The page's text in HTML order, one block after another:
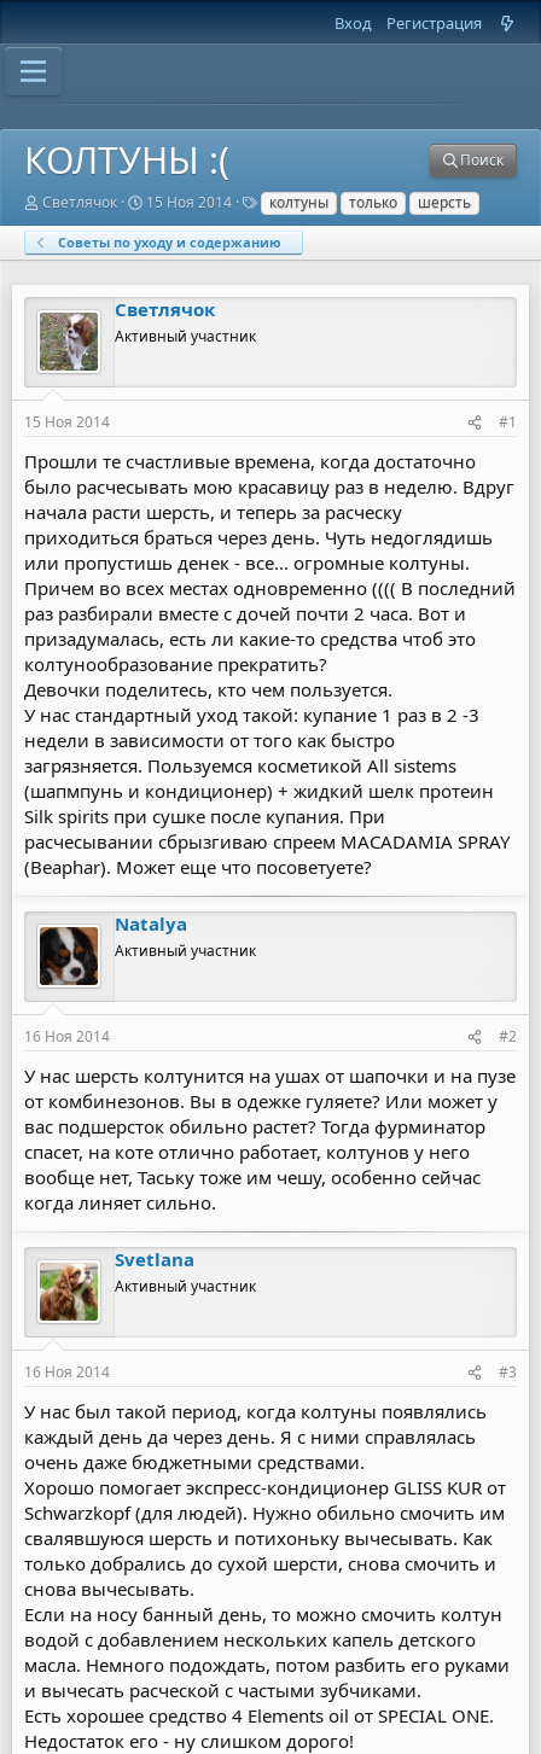
Вход Регистрация
КОЛТУНЫ :(
Поиск
А
т
о
т
е
м
ы
Светлячок
Д
т
а
а
ч
а
15 Ноя 2014
Т
е
г
и
колтуны только шерсть
Советы по уходу и содержанию
Светлячок
Активный участник
15 Ноя 2014 #1
Прошли те счастливые времена, когда достаточно
было расчесывать мою красавицу раз в неделю. Вдруг
начала расти шерсть, и теперь за расческу
приходиться браться через день. Чуть недоглядишь
или пропустишь денек - все... огромные колтуны.
Причем во всех местах одновременно (((( В последний
раз разбирали вместе с дочей почти 2 часа. Вот и
призадумалась, есть ли какие-то средства чтоб это
колтунообразование прекратить?
Девочки поделитесь, кто чем пользуется.
У нас стандартный уход такой: купание 1 раз в 2 -3
недели в зависимости от того как быстро
загрязняется. Пользуемся косметикой All sistems
(шапмпунь и кондиционер) + жидкий шелк протеин
Silk spirits при сушке после купания. При
расчесывании сбрызгиваю спреем MACADAMIA SPRAY
(Beaphar). Может еще что посоветуете?
Natalya
Активный участник
16 Ноя 2014 #2
У нас шерсть колтунится на ушах от шапочки и на пузе
от комбинезонов. Вы в одежке гуляете? Или может у
вас подшерсток обильно растет? Тогда фурминатор
спасет, на коте отлично работает, колтунов у него
вообще нет, Таську тоже им чешу, особенно сейчас
когда линяет сильно.
Svetlana
Активный участник
16 Ноя 2014 #3
У нас был такой период, когда колтуны появлялись
каждый день да через день. Я с ними справлялась
очень даже бюджетными средствами.
Хорошо помогает экспресс-кондиционер GLISS KUR от
Schwarzkopf (для людей). Нужно обильно смочить им
свалявшуюся шерсть и потихоньку вычесывать. Как
только добрались до сухой шерсти, снова смочить и
снова вычесывать.
Если на носу банный день, то можно смочить колтун
водой с добавлением нескольких капель детского
масла. Немного подождать, потом разбить его руками
и вычесать расческой с частыми зубчиками.
Есть хорошее средство 4 Elements oil от SPECIAL ONE.
Недостаток его - ну слишком дорого!